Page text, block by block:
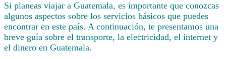
Si planeas viajar a Guatemala, es importante que conozcas
algunos aspectos sobre los servicios básicos que puedes
encontrar en este país. A continuación, te presentamos una
breve guía sobre el transporte, la electricidad, el internet y
el dinero en Guatemala.